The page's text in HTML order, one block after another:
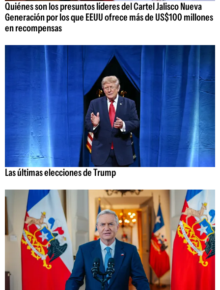
Quiénes son los presuntos líderes del Cartel Jalisco Nueva
Generación por los que EEUU ofrece más de US$100 millones
en recompensas
Las últimas elecciones de Trump